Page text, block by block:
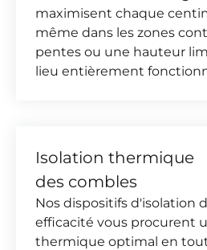
maximisent chaque
même dans les zones
pentes ou une hauteur
lieu entièrement
Isolation thermique
des combles
Nos dispositifs d'isolation
efficacité vous procurent
thermique optimal en